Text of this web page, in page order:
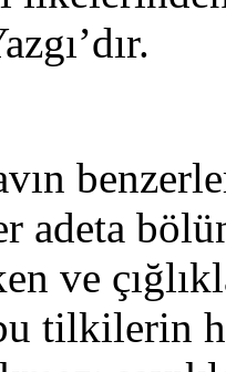
ve
tilkilerin